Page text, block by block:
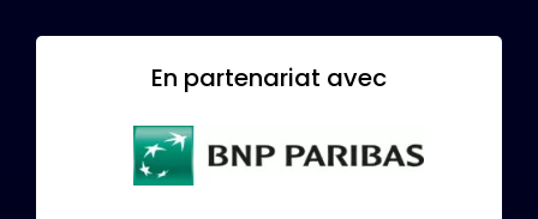
En partenariat avec